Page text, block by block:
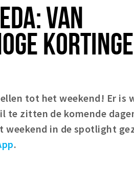
VAN
tot het weekend! Er is
te zitten de komende
in de spotlight
.